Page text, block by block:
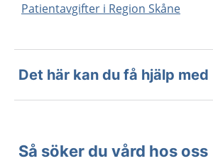
Patientavgifter i Region Skåne
Det här kan du få hjälp med
Så söker du vård hos oss